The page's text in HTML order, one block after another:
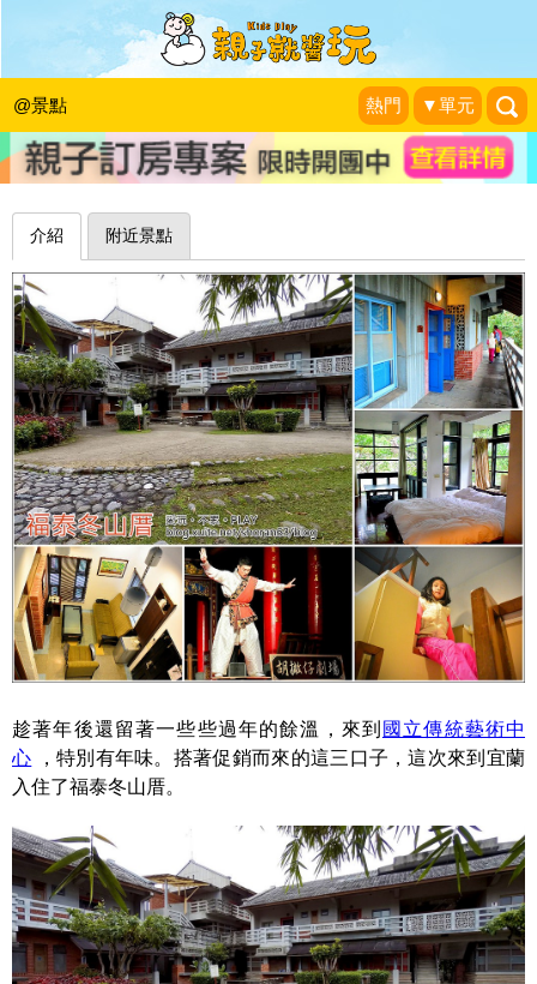
@景點 熱門 ▼單元
感受自然與道地的傳統古早味～宜蘭福
泰冬山厝會館
愛玩。不累。PLAY|2015-02-01
介紹 附近景點
趁著年後還留著一些些過年的餘溫，來到 國立傳統藝術中
心 ，特別有年味。搭著促銷而來的這三口子，這次來到宜蘭
入住了福泰冬山厝。